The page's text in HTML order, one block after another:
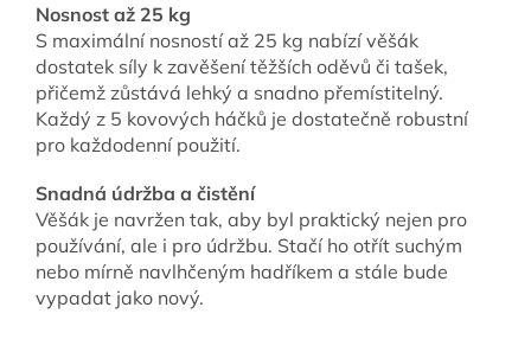
Nosnost až 25 kg
S maximální nosností až 25 kg nabízí věšák
dostatek síly k zavěšení těžších oděvů či tašek,
přičemž zůstává lehký a snadno přemístitelný.
Každý z 5 kovových háčků je dostatečně robustní
pro každodenní použití.
Snadná údržba a čistění
Věšák je navržen tak, aby byl praktický nejen pro
používání, ale i pro údržbu. Stačí ho otřít suchým
nebo mírně navlhčeným hadříkem a stále bude
vypadat jako nový.